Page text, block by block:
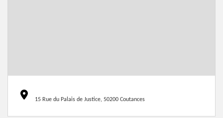
15 Rue du Palais de Justice, 50200 Coutances